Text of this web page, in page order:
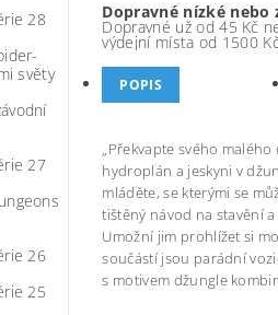
28
světy
27
26
25
Dopravné nízké nebo
Dopravné už od 45 Kč
výdejní místa od 1500
POPIS
„Překvapte svého
hydroplán a jeskyni v
mláděte, se kterými se
tištěný návod na stavění
Umožní jim prohlížet si
součástí jsou parádní
s motivem džungle